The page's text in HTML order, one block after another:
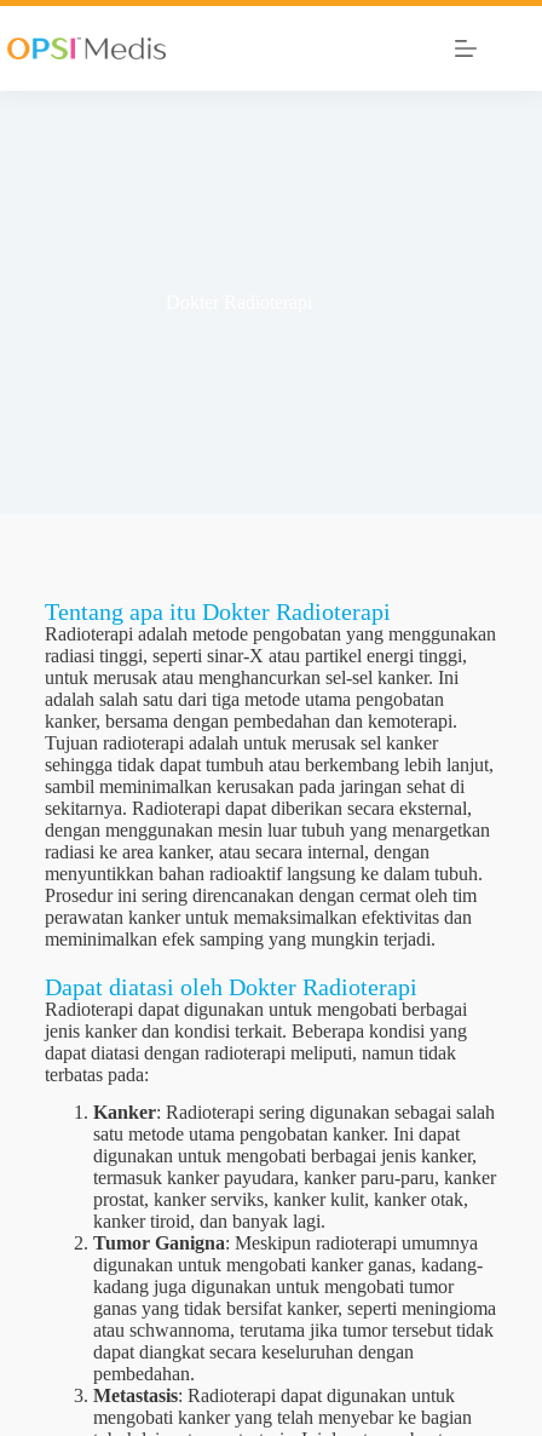
Tentang apa itu Dokter Radioterapi
Radioterapi adalah metode pengobatan yang menggunakan
radiasi tinggi, seperti sinar-X atau partikel energi tinggi,
untuk merusak atau menghancurkan sel-sel kanker. Ini
adalah salah satu dari tiga metode utama pengobatan
kanker, bersama dengan pembedahan dan kemoterapi.
Tujuan radioterapi adalah untuk merusak sel kanker
sehingga tidak dapat tumbuh atau berkembang lebih lanjut,
sambil meminimalkan kerusakan pada jaringan sehat di
sekitarnya. Radioterapi dapat diberikan secara eksternal,
dengan menggunakan mesin luar tubuh yang menargetkan
radiasi ke area kanker, atau secara internal, dengan
menyuntikkan bahan radioaktif langsung ke dalam tubuh.
Prosedur ini sering direncanakan dengan cermat oleh tim
perawatan kanker untuk memaksimalkan efektivitas dan
meminimalkan efek samping yang mungkin terjadi.
Dapat diatasi oleh Dokter Radioterapi
Radioterapi dapat digunakan untuk mengobati berbagai
jenis kanker dan kondisi terkait. Beberapa kondisi yang
dapat diatasi dengan radioterapi meliputi, namun tidak
terbatas pada:
Kanker: Radioterapi sering digunakan sebagai salah
satu metode utama pengobatan kanker. Ini dapat
digunakan untuk mengobati berbagai jenis kanker,
termasuk kanker payudara, kanker paru-paru, kanker
prostat, kanker serviks, kanker kulit, kanker otak,
kanker tiroid, dan banyak lagi.
Tumor Ganigna: Meskipun radioterapi umumnya
digunakan untuk mengobati kanker ganas, kadang-
kadang juga digunakan untuk mengobati tumor
ganas yang tidak bersifat kanker, seperti meningioma
atau schwannoma, terutama jika tumor tersebut tidak
dapat diangkat secara keseluruhan dengan
pembedahan.
Metastasis: Radioterapi dapat digunakan untuk
mengobati kanker yang telah menyebar ke bagian